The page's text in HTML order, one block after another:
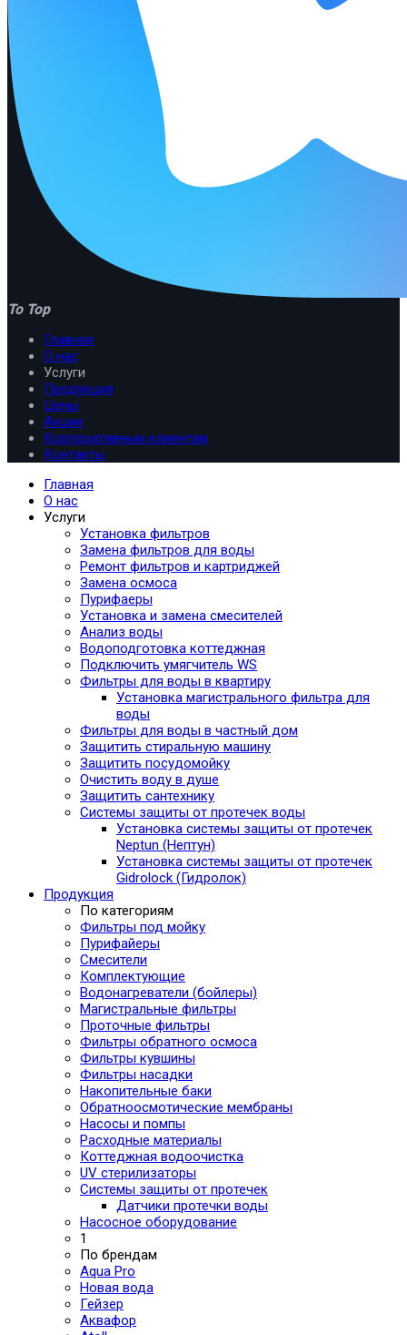
To Top
Главная
О нас
Услуги
Продукция
Цены
Акции
Корпоративным клиентам
Контакты
Главная
О нас
Услуги
Установка фильтров
Замена фильтров для воды
Ремонт фильтров и картриджей
Замена осмоса
Пурифаеры
Установка и замена смесителей
Анализ воды
Водоподготовка коттеджная
Подключить умягчитель WS
Фильтры для воды в квартиру
Установка магистрального фильтра для
воды
Фильтры для воды в частный дом
Защитить стиральную машину
Защитить посудомойку
Очистить воду в душе
Защитить сантехнику
Системы защиты от протечек воды
Установка системы защиты от протечек
Neptun (Нептун)
Установка системы защиты от протечек
Gidrolock (Гидролок)
Продукция
По категориям
Фильтры под мойку
Пурифайеры
Смесители
Комплектующие
Водонагреватели (бойлеры)
Магистральные фильтры
Проточные фильтры
Фильтры обратного осмоса
Фильтры кувшины
Фильтры насадки
Накопительные баки
Обратноосмотические мембраны
Насосы и помпы
Расходные материалы
Коттеджная водоочистка
UV стерилизаторы
Системы защиты от протечек
Датчики протечки воды
Насосное оборудование
1
По брендам
Aqua Pro
Новая вода
Гейзер
Аквафор